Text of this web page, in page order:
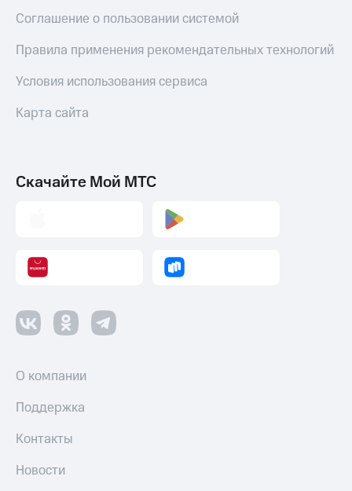
Соглашение о пользовании системой
Правила применения рекомендательных технологий
Условия использования сервиса
Карта сайта
Скачайте Мой МТС
О компании
Поддержка
Контакты
Новости